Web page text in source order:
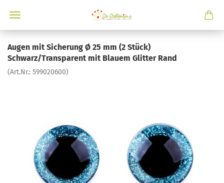
Augen mit Sicherung Ø 25 mm (2 Stück)
Schwarz/Transparent mit Blauem Glitter Rand
(Art.Nr.: 599020600)